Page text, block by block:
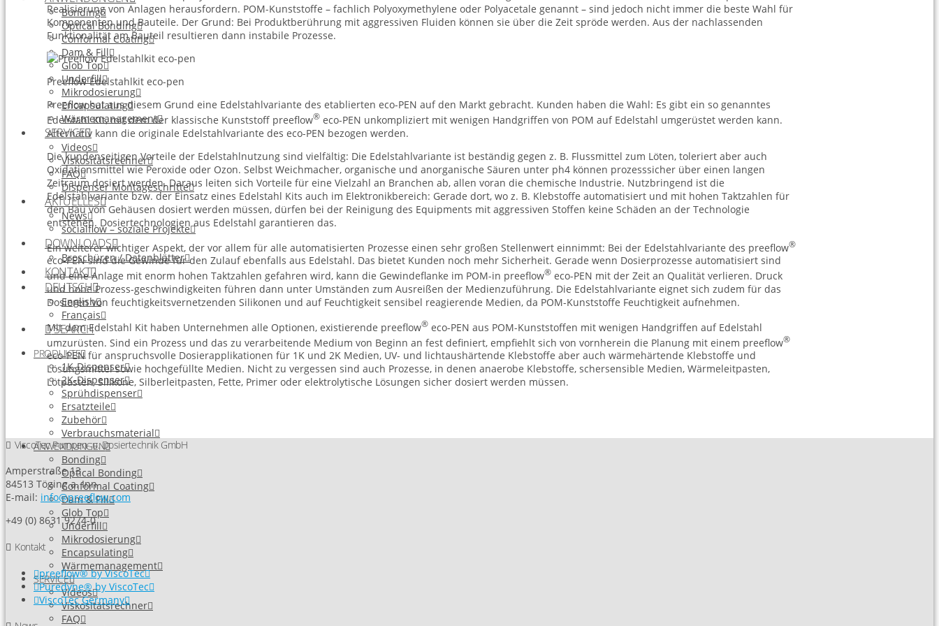
Bonding
Optical Bonding
Conformal Coating
Dam & Fill
Glob Top
Underfill
Mikrodosierung
Encapsulating
Wärmemanagement
SERVICE
Videos
Viskositätsrechner
FAQ
Dispenser Montageschritte
AKTUELLES
News
socialflow – soziale Projekte
DOWNLOADS
Broschüren / Datenblätter
KONTAKT
DEUTSCH
English
Français
SEARCH
PRODUKTE
1K-Dispenser
2K-Dispenser
Sprühdispenser
Ersatzteile
Zubehör
Verbrauchsmaterial
ANWENDUNGEN
Bonding
Optical Bonding
Conformal Coating
Dam & Fill
Glob Top
Underfill
Mikrodosierung
Encapsulating
Wärmemanagement
SERVICE
Videos
Viskositätsrechner
FAQ
Realisierung von Anlagen herausfordern. POM-Kunststoffe – fachlich Polyoxymethylene oder Polyacetale genannt – sind jedoch nicht immer die beste Wahl für
Komponenten und Bauteile. Der Grund: Bei Produktberührung mit aggressiven Fluiden können sie über die Zeit spröde werden. Aus der nachlassenden
Funktionalität am Bauteil resultieren dann instabile Prozesse.
Preeflow Edelstahlkit eco-pen
Preeflow hat aus diesem Grund eine Edelstahlvariante des etablierten eco-PEN auf den Markt gebracht. Kunden haben die Wahl: Es gibt ein so genanntes
Edelstahl Kit, mit dem der klassische Kunststoff preeflow®eco-PEN unkompliziert mit wenigen Handgriffen von POM auf Edelstahl umgerüstet werden kann.
Alternativ kann die originale Edelstahlvariante des eco-PEN bezogen werden.
Die kundenseitigen Vorteile der Edelstahlnutzung sind vielfältig: Die Edelstahlvariante ist beständig gegen z. B. Flussmittel zum Löten, toleriert aber auch
Oxidationsmittel wie Peroxide oder Ozon. Selbst Weichmacher, organische und anorganische Säuren unter ph4 können prozesssicher über einen langen
Zeitraum dosiert werden. Daraus leiten sich Vorteile für eine Vielzahl an Branchen ab, allen voran die chemische Industrie. Nutzbringend ist die
Edelstahlvariante bzw. der Einsatz eines Edelstahl Kits auch im Elektronikbereich: Gerade dort, wo z. B. Klebstoffe automatisiert und mit hohen Taktzahlen für
den Bau von Gehäusen dosiert werden müssen, dürfen bei der Reinigung des Equipments mit aggressiven Stoffen keine Schäden an der Technologie
entstehen. Dosiertechnologien aus Edelstahl garantieren das.
Ein weiterer wichtiger Aspekt, der vor allem für alle automatisierten Prozesse einen sehr großen Stellenwert einnimmt: Bei der Edelstahlvariante des preeflow®
eco-PEN sind die Gewinde für den Zulauf ebenfalls aus Edelstahl. Das bietet Kunden noch mehr Sicherheit. Gerade wenn Dosierprozesse automatisiert sind
und eine Anlage mit enorm hohen Taktzahlen gefahren wird, kann die Gewindeflanke im POM-in preeflow®eco-PEN mit der Zeit an Qualität verlieren. Druck
und hohe Prozess-geschwindigkeiten führen dann unter Umständen zum Ausreißen der Medienzuführung. Die Edelstahlvariante eignet sich zudem für das
Dosieren von feuchtigkeitsvernetzenden Silikonen und auf Feuchtigkeit sensibel reagierende Medien, da POM-Kunststoffe Feuchtigkeit aufnehmen.
Mit dem Edelstahl Kit haben Unternehmen alle Optionen, existierende preeflow®eco-PEN aus POM-Kunststoffen mit wenigen Handgriffen auf Edelstahl
umzurüsten. Sind ein Prozess und das zu verarbeitende Medium von Beginn an fest definiert, empfiehlt sich von vornherein die Planung mit einem preeflow®
eco-PEN für anspruchsvolle Dosierapplikationen für 1K und 2K Medien, UV- und lichtaushärtende Klebstoffe aber auch wärmehärtende Klebstoffe und
Lösungsmittel sowie hochgefüllte Medien. Nicht zu vergessen sind auch Prozesse, in denen anaerobe Klebstoffe, schersensible Medien, Wärmeleitpasten,
Lötpasten, Silikone, Silberleitpasten, Fette, Primer oder elektrolytische Lösungen sicher dosiert werden müssen.
ViscoTec Pumpen- u. Dosiertechnik GmbH
Amperstraße 13
84513 Töging a. Inn
E-mail: info@preeflow.com
+49 (0) 8631 9274-0
Kontakt
preeflow® by ViscoTec
Puredyne® by ViscoTec
ViscoTec Germany